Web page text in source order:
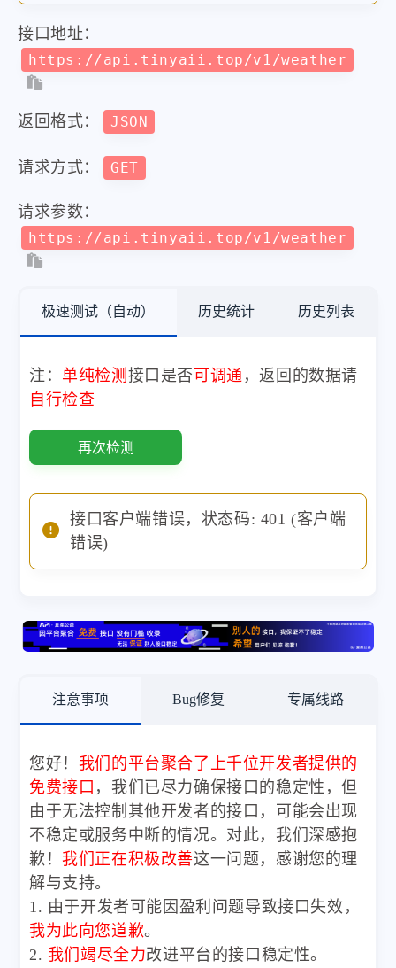
接口地址：
https://api.tinyaii.top/v1/weather
返回格式： JSON
请求方式： GET
请求参数：
https://api.tinyaii.top/v1/weather
极速测试（自动） 历史统计 历史列表
注： 单纯检测 接口是否 可调通 ，返回的数据请
自行检查
再次检测
接口客户端错误，状态码: 401 (客户端
错误)
注意事项 Bug修复 专属线路
您好！ 我们的平台聚合了上千位开发者提供的
免费接口 ，我们已尽力确保接口的稳定性，但
由于无法控制其他开发者的接口，可能会出现
不稳定或服务中断的情况。对此，我们深感抱
歉！ 我们正在积极改善这一问题，感谢您的理
解与支持。
1. 由于开发者可能因盈利问题导致接口失效，
我为此向您道歉。
2. 我们竭尽全力改进平台的接口稳定性。